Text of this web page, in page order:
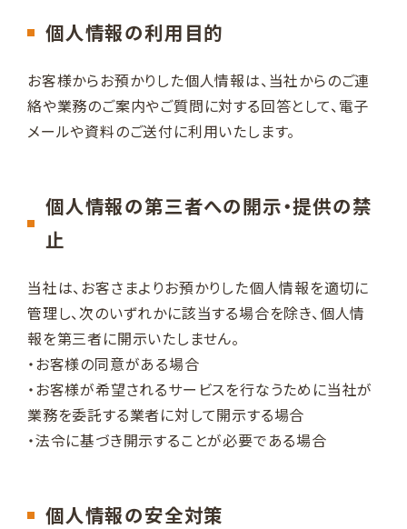
個人情報の利用目的
お客様からお預かりした個人情報は、当社からのご連
絡や業務のご案内やご質問に対する回答として、電子
メールや資料のご送付に利用いたします。
個人情報の第三者への開示・提供の禁
止
当社は、お客さまよりお預かりした個人情報を適切に
管理し、次のいずれかに該当する場合を除き、個人情
報を第三者に開示いたしません。
・お客様の同意がある場合
・お客様が希望されるサービスを行なうために当社が
業務を委託する業者に対して開示する場合
・法令に基づき開示することが必要である場合
個人情報の安全対策